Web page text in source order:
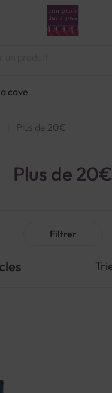
cave
Plus de 20€
Plus de 20€
Filtrer